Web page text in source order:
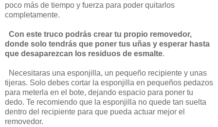
poco más de tiempo y fuerza para poder quitarlos
completamente.
Con este truco podrás crear tu propio removedor,
donde solo tendrás que poner tus uñas y esperar hasta
que desaparezcan los residuos de esmalte.
Necesitaras una esponjilla, un pequeño recipiente y unas
tijeras. Solo debes cortar la esponjilla en pequeños pedazos
para meterla en el bote, dejando espacio para poner tu
dedo. Te recomiendo que la esponjilla no quede tan suelta
dentro del recipiente para que pueda actuar mejor el
removedor.